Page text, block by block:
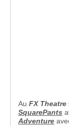
Au FX Theatre
SquarePants
Adventure